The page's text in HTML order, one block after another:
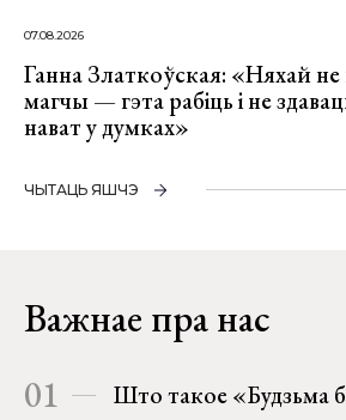
07.08.2026
Ганна Златкоўская: «Няхай не
магчы — гэта рабіць і не
нават у думках»
ЧЫТАЦЬ ЯШЧЭ
Важнае пра нас
01 Што такое «Будзьма